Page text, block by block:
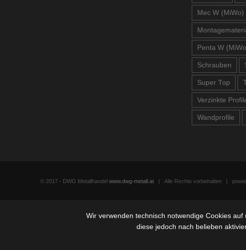
Mec W (MiWo)
Penta W
Schrauben
Super Top
Verzinkte
Wandprofile
© 2017 - DWG Metallhandelwww.dwg-metall.at | Alle Rechte vorbehalten |
Wir verwenden technisch notwendige Cookies
diese jedoch nach belieben